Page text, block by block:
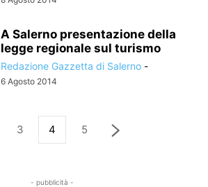
A Salerno presentazione della
legge regionale sul turismo
Redazione Gazzetta di Salerno -
6 Agosto 2014
3 4 5
- pubblicità -